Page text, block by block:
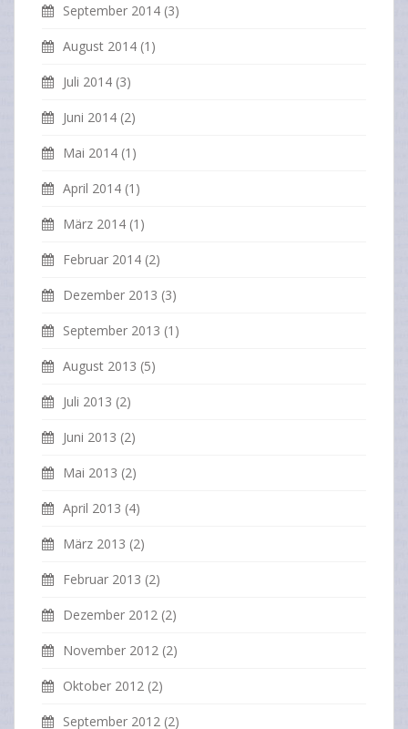
September 2014 (3)
August 2014 (1)
Juli 2014 (3)
Juni 2014 (2)
Mai 2014 (1)
April 2014 (1)
März 2014 (1)
Februar 2014 (2)
Dezember 2013 (3)
September 2013 (1)
August 2013 (5)
Juli 2013 (2)
Juni 2013 (2)
Mai 2013 (2)
April 2013 (4)
März 2013 (2)
Februar 2013 (2)
Dezember 2012 (2)
November 2012 (2)
Oktober 2012 (2)
September 2012 (2)